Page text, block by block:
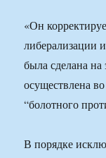
«Он
либерализации
была сделана
осуществлена
“болотного
В порядке